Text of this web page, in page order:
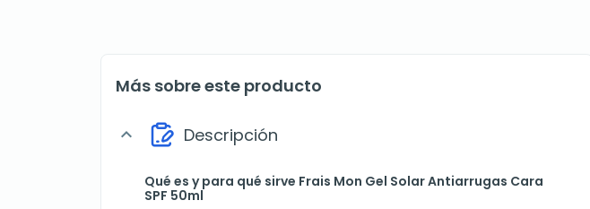
Más sobre este producto
expand_more Descripción
Qué es y para qué sirve Frais Mon Gel Solar Antiarrugas Cara
SPF 50ml